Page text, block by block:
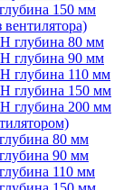
150 мм
глубина 80 мм
глубина 90 мм
глубина 110 мм
глубина 150 мм
глубина 200 мм
80 мм
90 мм
110 мм